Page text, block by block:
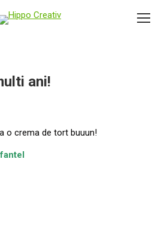
ani!
o crema de tort buuun!